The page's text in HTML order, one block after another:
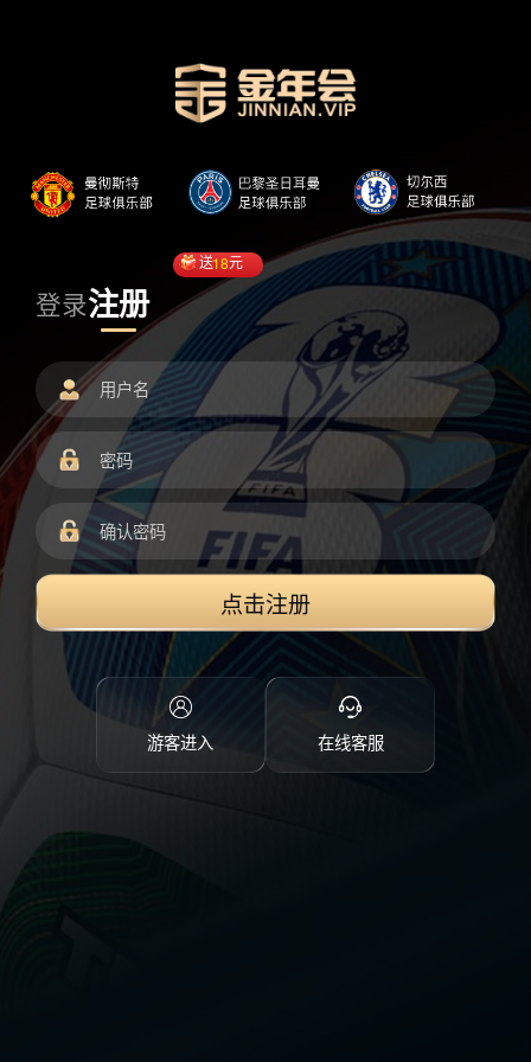
登录注册
送18元
点击注册
游客进入 在线客服